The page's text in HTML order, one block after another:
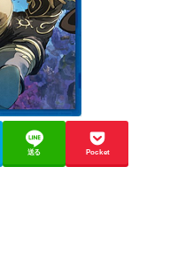
送る Pocket